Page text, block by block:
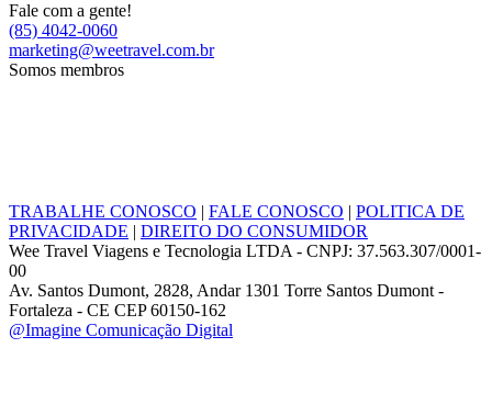
Fale com a gente!
(85) 4042-0060
marketing@weetravel.com.br
Somos membros
TRABALHE CONOSCO | FALE CONOSCO | POLITICA DE
PRIVACIDADE | DIREITO DO CONSUMIDOR
Wee Travel Viagens e Tecnologia LTDA - CNPJ: 37.563.307/0001-
00
Av. Santos Dumont, 2828, Andar 1301 Torre Santos Dumont -
Fortaleza - CE CEP 60150-162
@Imagine Comunicação Digital